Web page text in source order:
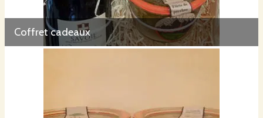
Coffret cadeaux